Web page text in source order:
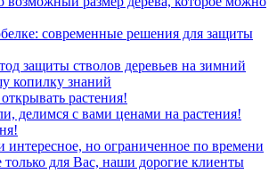
современные решения для защиты
защиты стволов деревьев на зимний
копилку знаний
растения!
делимся с вами ценами на растения!
интересное, но ограниченное по времени
только для Вас, наши дорогие клиенты